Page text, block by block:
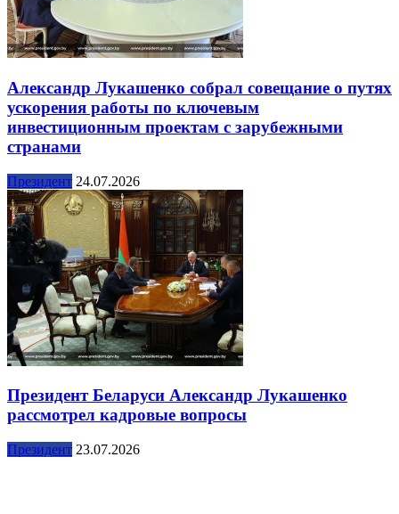
Александр Лукашенко собрал совещание о путях
ускорения работы по ключевым
инвестиционным проектам с зарубежными
странами
Президент 24.07.2026
Президент Беларуси Александр Лукашенко
рассмотрел кадровые вопросы
Президент 23.07.2026